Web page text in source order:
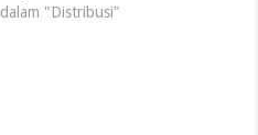
dalam "Distribusi"